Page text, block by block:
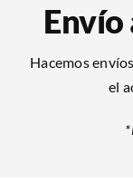
Envío
Hacemos
el